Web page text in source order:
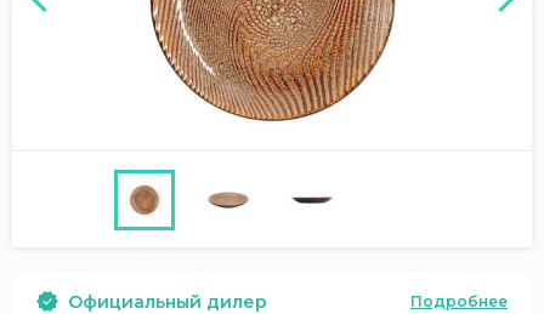
Официальный дилер Подробнее